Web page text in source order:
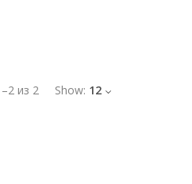
–2 из 2 Show: 12